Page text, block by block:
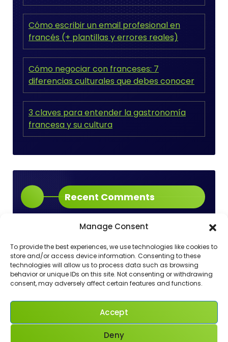
Manage Consent
To provide the best experiences, we use technologies like cookies to
store and/or access device information. Consenting to these
technologies will allow us to process data such as browsing
behavior or unique IDs on this site. Not consenting or withdrawing
consent, may adversely affect certain features and functions.
Accept
Deny
Cómo escribir un email profesional en
francés (+ plantillas y errores reales)
Cómo negociar con franceses: 7
diferencias culturales que debes conocer
3 claves para entender la gastronomía
francesa y su cultura
Recent Comments
Aucun commentaire à afficher.